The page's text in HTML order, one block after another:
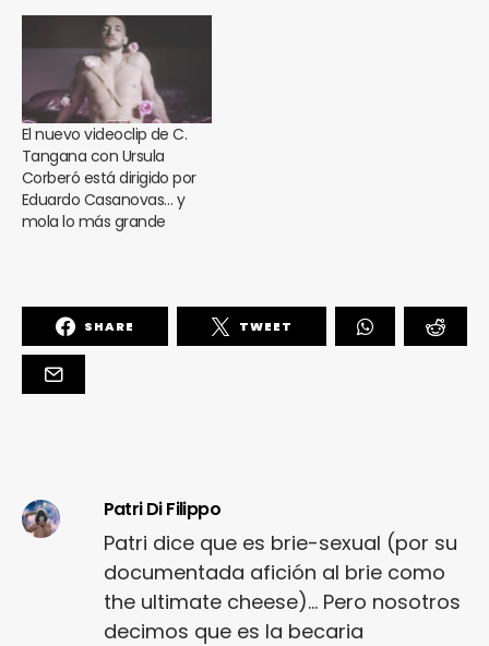
El nuevo videoclip de C.
Tangana con Ursula
Corberó está dirigido por
Eduardo Casanovas… y
mola lo más grande
SHARE TWEET
Patri Di Filippo
Patri dice que es brie-sexual (por su
documentada afición al brie como
the ultimate cheese)... Pero nosotros
decimos que es la becaria